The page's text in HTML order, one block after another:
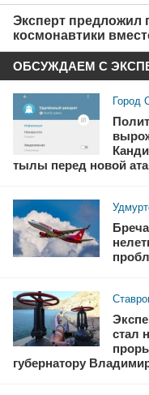
Эксперт предложил
космонавтики
ОБСУЖДАЕМ С
Город
тылы перед новой
стал
губернатору